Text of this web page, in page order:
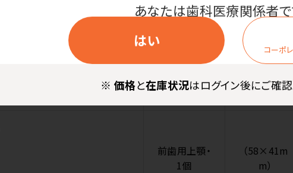
あなたは歯科医療関係者で
はい
コーポ
※ 価格と在庫状況はログイン後にご確認
下顎用・1個
XL（
前歯用上顎・
1個
（58×41m
m）